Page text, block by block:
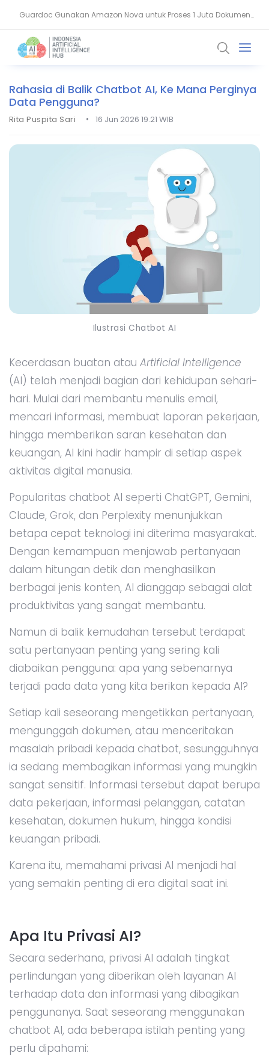
Guardoc Gunakan Amazon Nova untuk Proses 1 Juta Dokumen
Agentic Hospital, Strategi Salesforce Ubah Layanan Kesehatan
Rahasia di Balik Chatbot AI, Ke Mana Perginya
Data Pengguna?
Rita Puspita Sari • 16 Jun 2026 19.21 WIB
Ilustrasi Chatbot AI
Kecerdasan buatan atau Artificial Intelligence
(AI) telah menjadi bagian dari kehidupan sehari-
hari. Mulai dari membantu menulis email,
mencari informasi, membuat laporan pekerjaan,
hingga memberikan saran kesehatan dan
keuangan, AI kini hadir hampir di setiap aspek
aktivitas digital manusia.
Popularitas chatbot AI seperti ChatGPT, Gemini,
Claude, Grok, dan Perplexity menunjukkan
betapa cepat teknologi ini diterima masyarakat.
Dengan kemampuan menjawab pertanyaan
dalam hitungan detik dan menghasilkan
berbagai jenis konten, AI dianggap sebagai alat
produktivitas yang sangat membantu.
Namun di balik kemudahan tersebut terdapat
satu pertanyaan penting yang sering kali
diabaikan pengguna: apa yang sebenarnya
terjadi pada data yang kita berikan kepada AI?
Setiap kali seseorang mengetikkan pertanyaan,
mengunggah dokumen, atau menceritakan
masalah pribadi kepada chatbot, sesungguhnya
ia sedang membagikan informasi yang mungkin
sangat sensitif. Informasi tersebut dapat berupa
data pekerjaan, informasi pelanggan, catatan
kesehatan, dokumen hukum, hingga kondisi
keuangan pribadi.
Karena itu, memahami privasi AI menjadi hal
yang semakin penting di era digital saat ini.
Apa Itu Privasi AI?
Secara sederhana, privasi AI adalah tingkat
perlindungan yang diberikan oleh layanan AI
terhadap data dan informasi yang dibagikan
penggunanya. Saat seseorang menggunakan
chatbot AI, ada beberapa istilah penting yang
perlu dipahami: